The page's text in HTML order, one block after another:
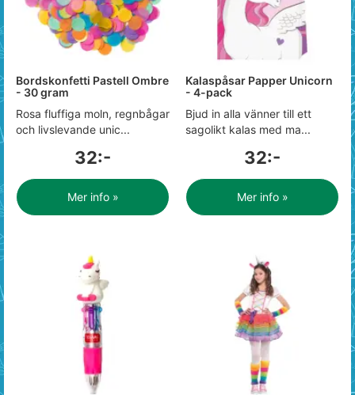
Bordskonfetti Pastell Ombre
- 30 gram
Rosa fluffiga moln, regnbågar
och livslevande unic...
32:-
Mer info »
Kalaspåsar Papper Unicorn
- 4-pack
Bjud in alla vänner till ett
sagolikt kalas med ma...
32:-
Mer info »